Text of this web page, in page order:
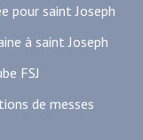
pour saint Joseph
à saint Joseph
FSJ
de messes